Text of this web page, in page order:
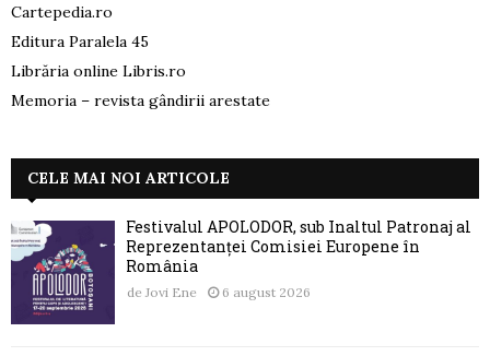
Cartepedia.ro
Editura Paralela 45
Librăria online Libris.ro
Memoria – revista gândirii arestate
CELE MAI NOI ARTICOLE
Festivalul APOLODOR, sub Înaltul Patronaj al
Reprezentanței Comisiei Europene în
România
de Jovi Ene 6 august 2026